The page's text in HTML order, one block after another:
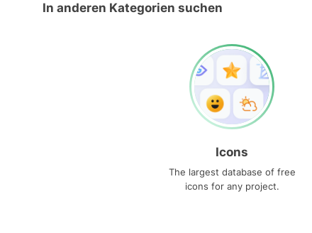
In anderen Kategorien suchen
Icons
The largest database of free
icons for any project.